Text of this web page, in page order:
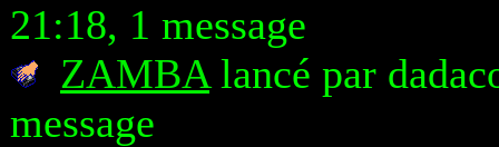
21:18, 1 message
ZAMBAlancé par
message